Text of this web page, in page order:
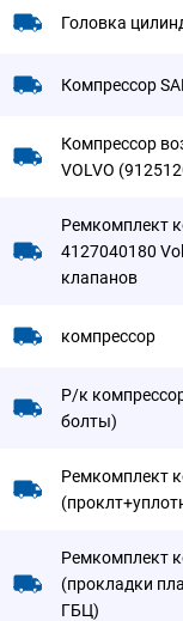
Головка
Компрессор
Компрессор
VOLVO
Ремкомплект
4127040180
клапанов
компрессор
Р/к
болты)
Ремкомплект
Ремкомплект
(прокладки
ГБЦ)